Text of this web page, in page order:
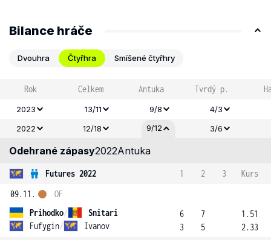
Bilance hráče
Dvouhra Čtyřhra Smíšené čtyřhry
Rok Celkem Antuka Tvrdý p.
2023 13/11 9/8
4/3
2022
12/18 9/12 3/6
Odehrané zápasy2022Antuka
Futures 2022 1 2 3
Kurs
09.11.
Prihodko/
Snitari
Fufygin/ Ivanov
OF
6
3
7
5
1.51
2.33